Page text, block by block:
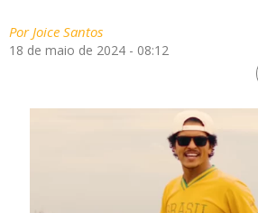
PorJoice Santos
18 de maio de 2024 - 08:12